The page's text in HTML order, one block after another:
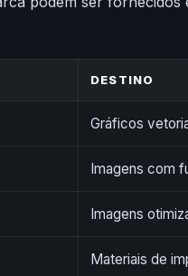
DESTINO
Gráficos
Imagens com
Imagens
Materiais de